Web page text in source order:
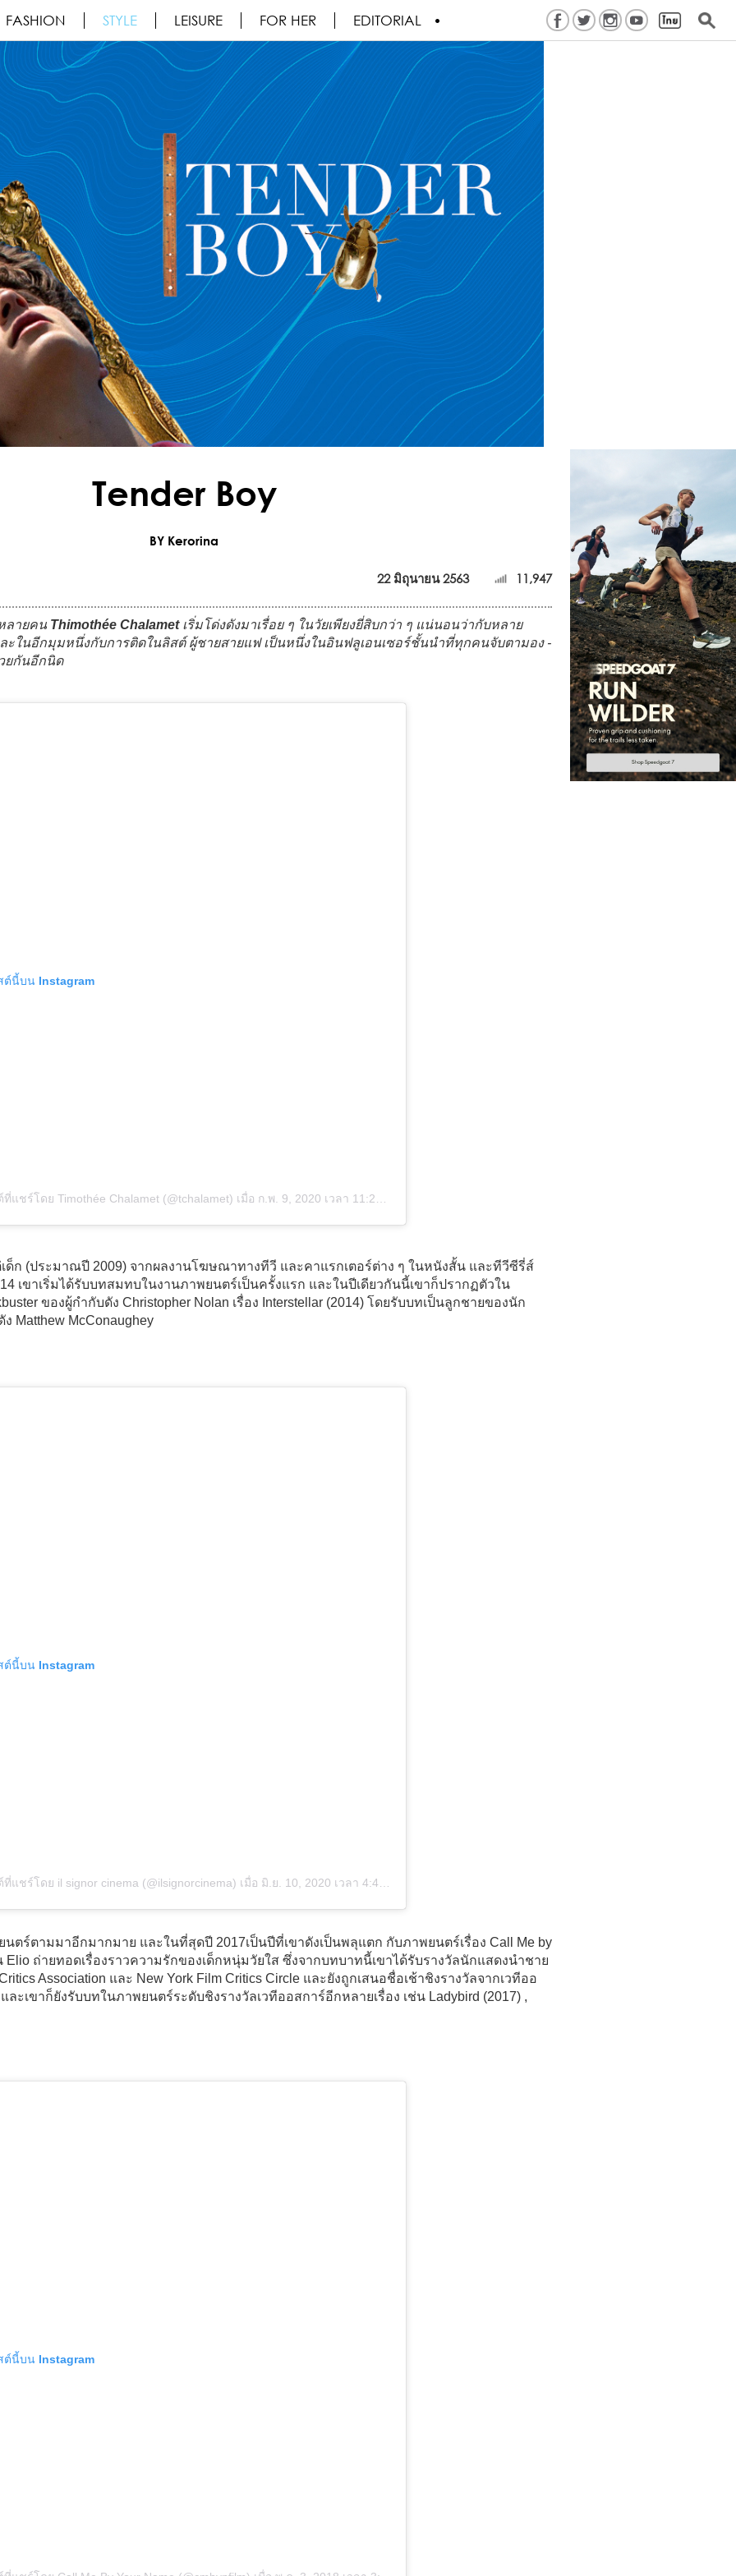
FASHION STYLE LEISURE FOR HER EDITORIAL
Tender Boy
BY Kerorina
22 มิถุนายน 2563 11,947
ลายคน Thimothée Chalametเริ่มโด่งดังมาเรื่อย ๆ ในวัยเพียงยี่สิบกว่า ๆ แน่นอนว่ากับหลาย
ในอีกมุมหนึ่งกับการติดในลิสต์ ผู้ชายสายแฟ เป็นหนึ่งในอินฟลูเอนเซอร์ชั้นนำที่ทุกคนจับตามอง -
ยกันอีกนิด
ต์นี้บน Instagram
แชร์โดย Timothée Chalamet (@tchalamet) เมื่อ ก.พ. 9, 2020 เวลา 11:25am PST
เด็ก (ประมาณปี 2009) จากผลงานโฆษณาทางทีวี และคาแรกเตอร์ต่าง ๆ ในหนังสั้น และทีวีซีรี่ส์
เขาเริ่มได้รับบทสมทบในงานภาพยนตร์เป็นครั้งแรก และในปีเดียวกันนี้เขาก็ปรากฏตัวใน
ของผู้กำกับดัง Christopher Nolan เรื่อง Interstellar (2014) โดยรับบทเป็นลูกชายของนัก
Matthew McConaughey
ต์นี้บน Instagram
แชร์โดย il signor cinema (@ilsignorcinema) เมื่อ มิ.ย. 10, 2020 เวลา 4:41am PDT
ตร์ตามมาอีกมากมาย และในที่สุดปี 2017เป็นปีที่เขาดังเป็นพลุแตก กับภาพยนตร์เรื่อง Call Me by
Elio ถ่ายทอดเรื่องราวความรักของเด็กหนุ่มวัยใส ซึ่งจากบทบาทนี้เขาได้รับรางวัลนักแสดงนำชาย
Association และ New York Film Critics Circle และยังถูกเสนอชื่อเช้าชิงรางวัลจากเวทีออ
ะเขาก็ยังรับบทในภาพยนตร์ระดับชิงรางวัลเวทีออสการ์อีกหลายเรื่อง เช่น Ladybird (2017) ,
ต์นี้บน Instagram